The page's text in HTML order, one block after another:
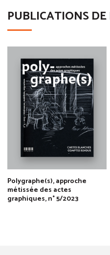
PUBLICATIONS
Polygraphe(s), approche
métissée des actes
graphiques, n° 5/2023